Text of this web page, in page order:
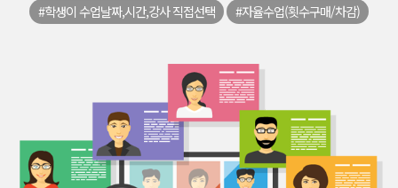
#학생이 수업날짜,시간,강사 직접선택
#자율수업(횟수구매/차감)